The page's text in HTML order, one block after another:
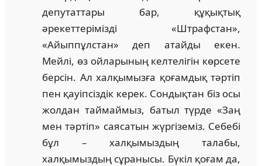
депутаттары бар, құқықтық
әрекеттерімізді «Штрафстан»,
«Айыппұлстан» деп атайды екен.
Мейлі, өз ойларының келтелігін көрсете
берсін. Ал халқымызға қоғамдық тәртіп
пен қауіпсіздік керек. Сондықтан біз осы
жолдан таймаймыз, батыл түрде «Заң
мен тәртіп» саясатын жүргіземіз. Себебі
бұл – халқымыздың талабы,
халқымыздың сұранысы. Бүкіл қоғам да,